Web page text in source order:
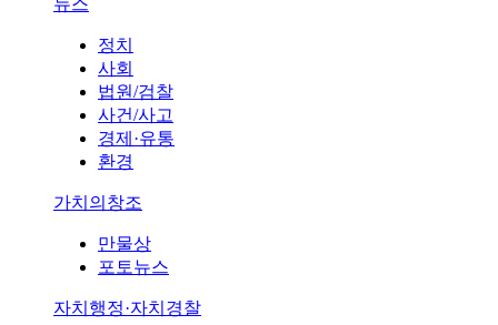
정치
사회
법원/검찰
사건/사고
경제·유통
환경
가치의창조
만물상
포토뉴스
자치행정·자치경찰